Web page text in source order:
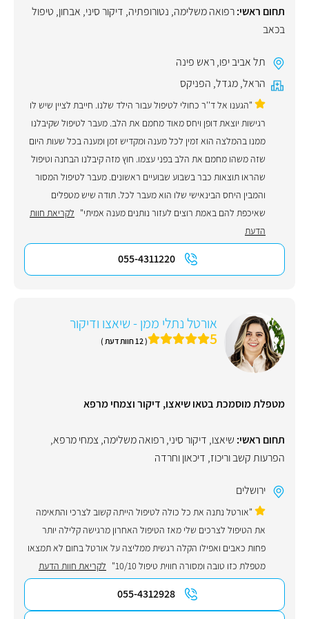
תחום ראשי:רפואה משלימה, נטורופתיה, דיקור סיני, אבחון, טיפול
בכאב
תל אביב יפו,ראש פינה
הראל,מגדל, הפניקס
"הגענו אל ד''ר כחולי לטיפול עבור הילד שלנו. חייבת לציין שיש לו
רגישות יוצאת דופן ויחס מאוד מחמם את הלב. מעבר לטיפול שקיבלנו
ממנו בהמלצה הוא זמין לכל מענה ומקדיש זמן ומענה בכל שעות היום
שזה משהו מחמם את הלב בפני עצמו. חוץ מזה קיבלנו הבחנה וטיפול
שהראו תוצאות כבר בשבוע שבועיים ראשונים. מעבר לטיפול המסור
והמבין היחס הבינאישי שלו הוא מעבר לכל. תודה שיש מטפלים
שאיכפת להם באמת רוצים לעזור נותנים מענה אמיתי" לקריאת חוות
הדעת
055-4311220
אורטל נתלי ממן - שיאצו ודיקור
5 ( 12 חוות דעת )
מטפלת מוסמכת בטאו שיאצו, דיקור וצמחי מרפא
תחום ראשי: שיאצו, דיקור סיני,רפואה משלימה, צמחי מרפא,
הפרעות קשב וריכוז, דיכאון וחרדה
ירושלים
"אורטל נתנה את כל כולה לטיפול הייתה קשוב לצרכי והתאימה
את הטיפול לצרכים שלי מאז הטיפול האחרון מרגישה קלילה יותר
פחות כאבים ואפילו הקלה רגשית ממליצה על אורטל בחום לא תמצאו
מטפלת כזו טובה ומסורה חווית טיפול 10/10"
לקריאת חוות הדעת
055-4312928